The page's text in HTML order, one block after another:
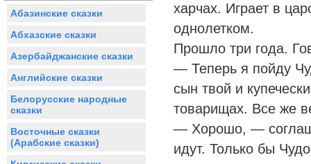
Абазинские сказки
Абхазские сказки
Азербайджанские сказки
Английские сказки
Белорусские народные
сказки
Восточные сказки
(Арабские сказки)
харчах. Играет в
однолетком.
Прошло три года.
— Теперь я пойду
сын твой и
товарищах. Все же
— Хорошо, —
идут. Только бы